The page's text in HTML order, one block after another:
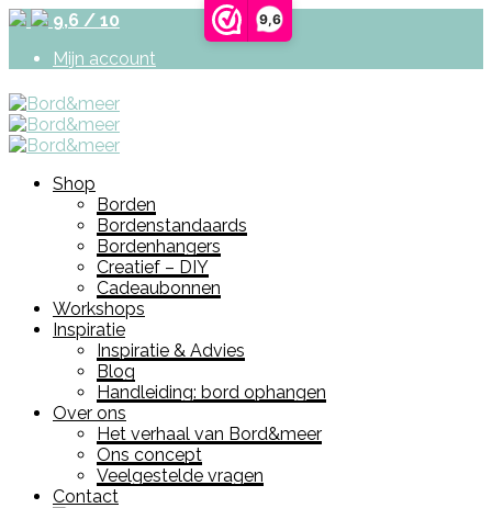
9,6
9,6 / 10
Mijn account
Shop
Borden
Bordenstandaards
Bordenhangers
Creatief – DIY
Cadeaubonnen
Workshops
Inspiratie
Inspiratie & Advies
Blog
Handleiding: bord ophangen
Over ons
Het verhaal van Bord&meer
Ons concept
Veelgestelde vragen
Contact